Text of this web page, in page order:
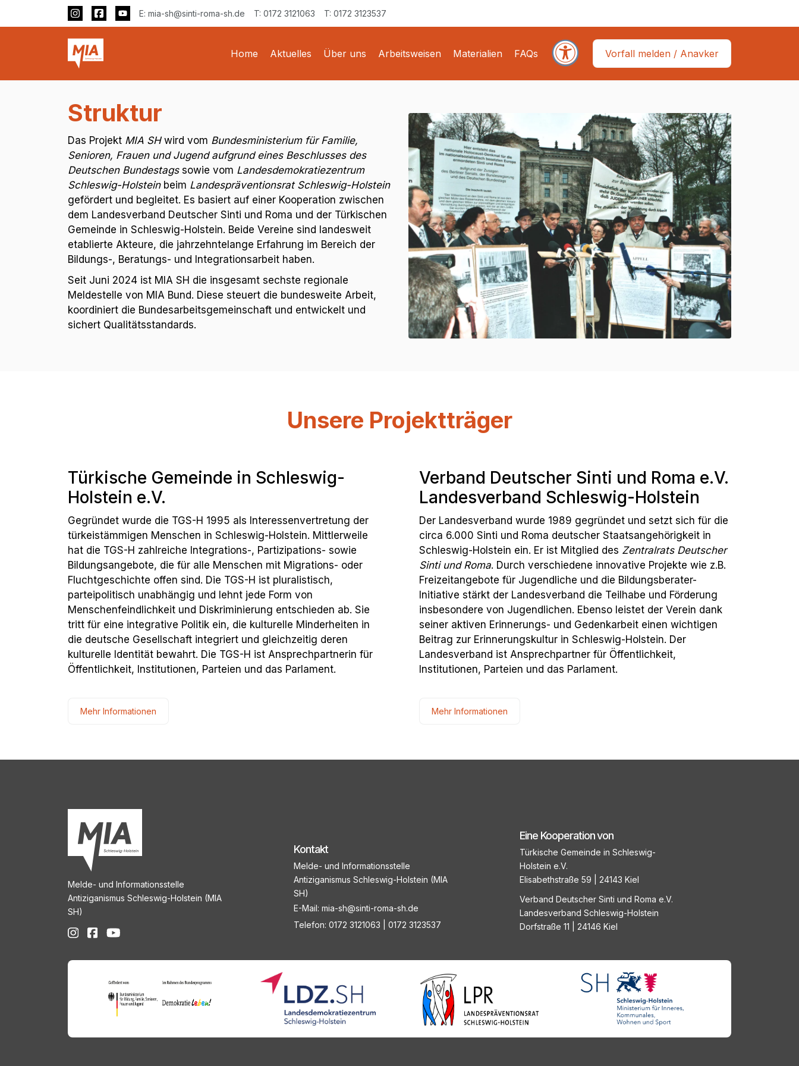
E: mia-sh@sinti-roma-sh.de T: 0172 3121063 T: 0172 3123537
Home Aktuelles Über uns Arbeitsweisen Materialien FAQs Vorfall melden / Anavker
Struktur
Das Projekt MIA SHwird vom Bundesministerium für Familie,
Senioren, Frauen und Jugend aufgrund eines Beschlusses des
Deutschen Bundestags sowie vom Landesdemokratiezentrum
Schleswig-Holsteinbeim Landespräventionsrat Schleswig-Holstein
gefördert und begleitet. Es basiert auf einer Kooperation zwischen
dem Landesverband Deutscher Sinti und Roma und der Türkischen
Gemeinde in Schleswig-Holstein. Beide Vereine sind landesweit
etablierte Akteure, die jahrzehntelange Erfahrung im Bereich der
Bildungs-, Beratungs- und Integrationsarbeit haben.
Seit Juni 2024 ist MIA SH die insgesamt sechste regionale
Meldestelle von MIA Bund. Diese steuert die bundesweite Arbeit,
koordiniert die Bundesarbeitsgemeinschaft und entwickelt und
sichert Qualitätsstandards.
Unsere Projektträger
Türkische Gemeinde in Schleswig-
Holstein e.V.
Gegründet wurde die TGS-H 1995 als Interessenvertretung der
türkeistämmigen Menschen in Schleswig-Holstein. Mittlerweile
hat die TGS-H zahlreiche Integrations-, Partizipations- sowie
Bildungsangebote, die für alle Menschen mit Migrations- oder
Fluchtgeschichte offen sind. Die TGS-H ist pluralistisch,
parteipolitisch unabhängig und lehnt jede Form von
Menschenfeindlichkeit und Diskriminierung entschieden ab. Sie
tritt für eine integrative Politik ein, die kulturelle Minderheiten in
die deutsche Gesellschaft integriert und gleichzeitig deren
kulturelle Identität bewahrt. Die TGS-H ist Ansprechpartnerin für
Öffentlichkeit, Institutionen, Parteien und das Parlament.
Mehr Informationen
Verband Deutscher Sinti und Roma e.V.
Landesverband Schleswig-Holstein
Der Landesverband wurde 1989 gegründet und setzt sich für die
circa 6.000 Sinti und Roma deutscher Staatsangehörigkeit in
Schleswig-Holstein ein. Er ist Mitglied des Zentralrats Deutscher
Sinti und Roma. Durch verschiedene innovative Projekte wie z.B.
Freizeitangebote für Jugendliche und die Bildungsberater-
Initiative stärkt der Landesverband die Teilhabe und Förderung
insbesondere von Jugendlichen. Ebenso leistet der Verein dank
seiner aktiven Erinnerungs- und Gedenkarbeit einen wichtigen
Beitrag zur Erinnerungskultur in Schleswig-Holstein. Der
Landesverband ist Ansprechpartner für Öffentlichkeit,
Institutionen, Parteien und das Parlament.
Mehr Informationen
Melde- und Informationsstelle
Antiziganismus Schleswig-Holstein (MIA
SH)
Kontakt
Melde- und Informationsstelle
Antiziganismus Schleswig-Holstein (MIA
SH)
E-Mail: mia-sh@sinti-roma-sh.de
Telefon: 0172 3121063 0172 3123537
Eine Kooperation von
Türkische Gemeinde in Schleswig-
Holstein e.V.
Elisabethstraße 59 | 24143 Kiel
Verband Deutscher Sinti und Roma e.V.
Landesverband Schleswig-Holstein
Dorfstraße 11 | 24146 Kiel